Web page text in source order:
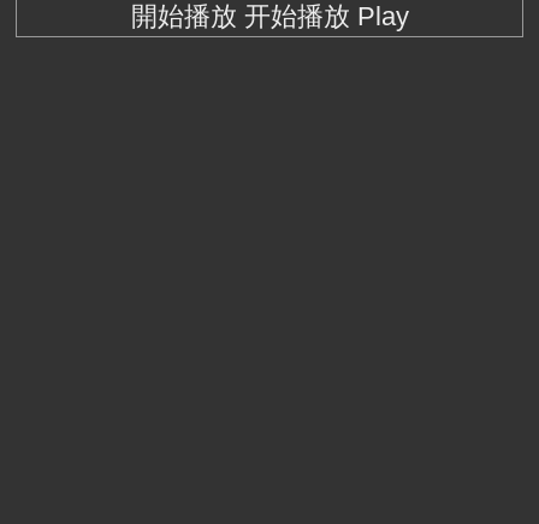
開始播放 开始播放 Play